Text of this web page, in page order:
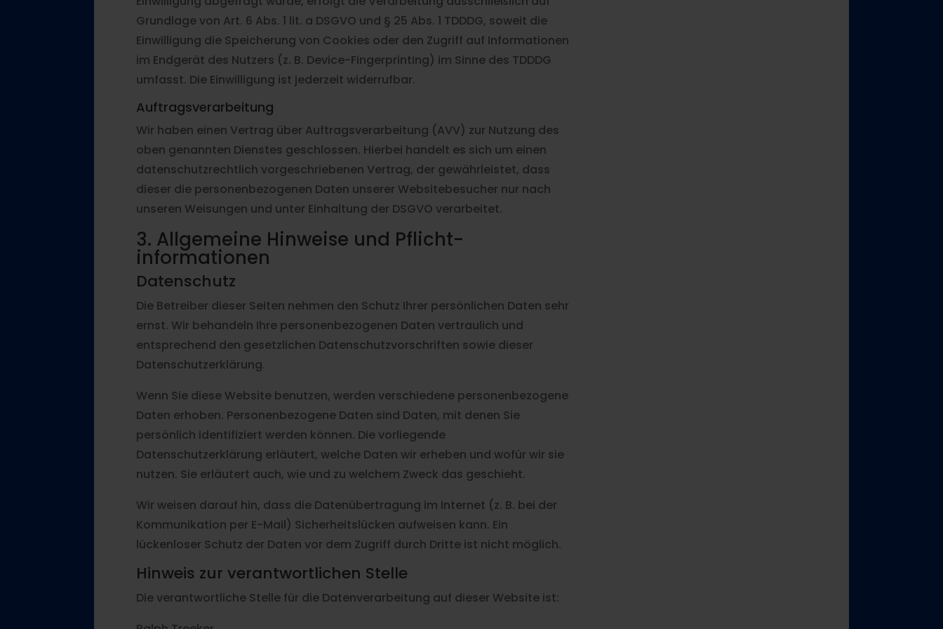
Grundlage von Art. 6 Abs. 1 lit. a DSGVO und § 25 Abs. 1 TDDDG, soweit die
Einwilligung die Speicherung von Cookies oder den Zugriff auf Informationen
im Endgerät des Nutzers (z. B. Device-Fingerprinting) im Sinne des TDDDG
umfasst. Die Einwilligung ist jederzeit widerrufbar.
Auftragsverarbeitung
Wir haben einen Vertrag über Auftragsverarbeitung (AVV) zur Nutzung des
oben genannten Dienstes geschlossen. Hierbei handelt es sich um einen
datenschutzrechtlich vorgeschriebenen Vertrag, der gewährleistet, dass
dieser die personenbezogenen Daten unserer Websitebesucher nur nach
unseren Weisungen und unter Einhaltung der DSGVO verarbeitet.
3. Allgemeine Hinweise und Pflicht­
informationen
Datenschutz
Die Betreiber dieser Seiten nehmen den Schutz Ihrer persönlichen Daten sehr
ernst. Wir behandeln Ihre personenbezogenen Daten vertraulich und
entsprechend den gesetzlichen Datenschutzvorschriften sowie dieser
Datenschutzerklärung.
Wenn Sie diese Website benutzen, werden verschiedene personenbezogene
Daten erhoben. Personenbezogene Daten sind Daten, mit denen Sie
persönlich identifiziert werden können. Die vorliegende
Datenschutzerklärung erläutert, welche Daten wir erheben und wofür wir sie
nutzen. Sie erläutert auch, wie und zu welchem Zweck das geschieht.
Wir weisen darauf hin, dass die Datenübertragung im Internet (z. B. bei der
Kommunikation per E-Mail) Sicherheitslücken aufweisen kann. Ein
lückenloser Schutz der Daten vor dem Zugriff durch Dritte ist nicht möglich.
Hinweis zur verantwortlichen Stelle
Die verantwortliche Stelle für die Datenverarbeitung auf dieser Website ist: